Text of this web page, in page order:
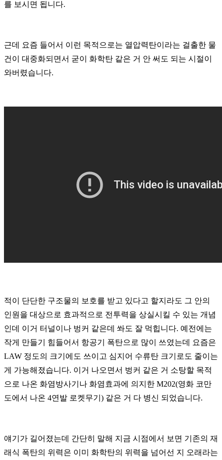
를 보시면 됩니다.
근데 요즘 들어서 이런 목적으로는 열압력탄이라는 걸출한 물
건이 대중화되면서 굳이 화학탄 같은 거 안 써도 되는 시절이
와버렸습니다.
적이 단단한 구조물의 보호를 받고 있다고 할지라도 그 안의
인원을 대상으로 효과적으로 전투력을 상실시킬 수 있는 개념
인데 이거 터널이나 벙커 같은데 쏴도 잘 먹힙니다. 예전에는
작게 만들기 힘들어서 항공기 폭탄으로 많이 쓰였는데 요즘은
LAW 정도의 크기에도 쓰이고 심지어 수류탄 크기로도 줄이는
게 가능해졌습니다. 이거 나오면서 벙커 같은 거 소탕할 목적
으로 나온 화염방사기나 화염효과에 의지한 M202(영화 코만
도에서 나온 4연발 로켓무기) 같은 거 다 병신 되었습니다.
얘기가 길어졌는데 간단히 말해 지금 시점에서 보면 기존의 재
래식 폭탄의 위력은 이미 화학탄의 위력을 넘어선 지 오래라는